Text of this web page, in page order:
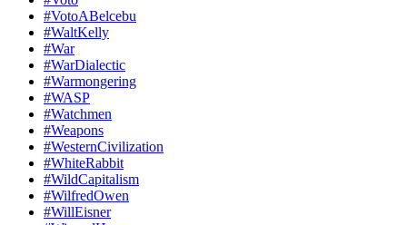
#VotoABelcebu
#WaltKelly
#War
#WarDialectic
#Warmongering
#WASP
#Watchmen
#Weapons
#WesternCivilization
#WhiteRabbit
#WildCapitalism
#WilfredOwen
#WillEisner